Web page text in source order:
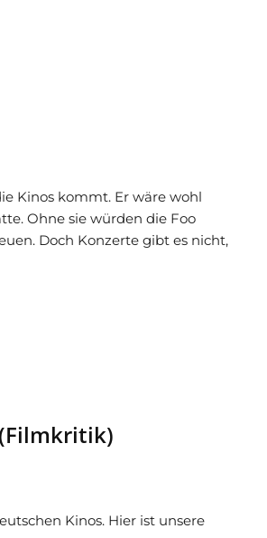
Kinos kommt. Er wäre wohl
Ohne sie würden die Foo
Doch Konzerte gibt es nicht,
Kinos. Hier ist unsere